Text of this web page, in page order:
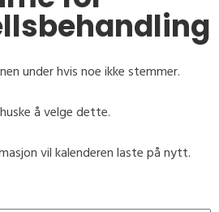
under hvis noe ikke stemmer.
å velge dette.
vil kalenderen laste på nytt.